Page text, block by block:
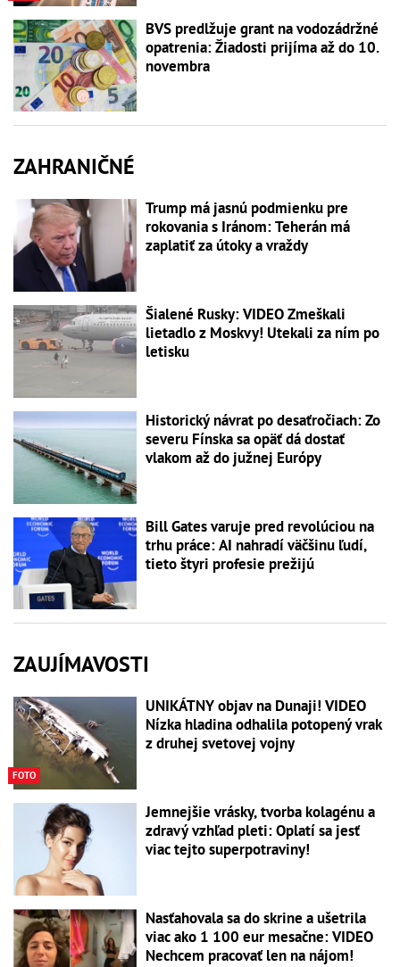
BVS predlžuje grant na vodozádržné
opatrenia: Žiadosti prijíma až do 10.
novembra
ZAHRANIČNÉ
Trump má jasnú podmienku pre
rokovania s Iránom: Teherán má
zaplatiť za útoky a vraždy
Šialené Rusky: VIDEO Zmeškali
lietadlo z Moskvy! Utekali za ním po
letisku
Historický návrat po desaťročiach: Zo
severu Fínska sa opäť dá dostať
vlakom až do južnej Európy
Bill Gates varuje pred revolúciou na
trhu práce: AI nahradí väčšinu ľudí,
tieto štyri profesie prežijú
ZAUJÍMAVOSTI
FOTO
UNIKÁTNY objav na Dunaji! VIDEO
Nízka hladina odhalila potopený vrak
z druhej svetovej vojny
Jemnejšie vrásky, tvorba kolagénu a
zdravý vzhľad pleti: Oplatí sa jesť
viac tejto superpotraviny!
Nasťahovala sa do skrine a ušetrila
viac ako 1 100 eur mesačne: VIDEO
Nechcem pracovať len na nájom!